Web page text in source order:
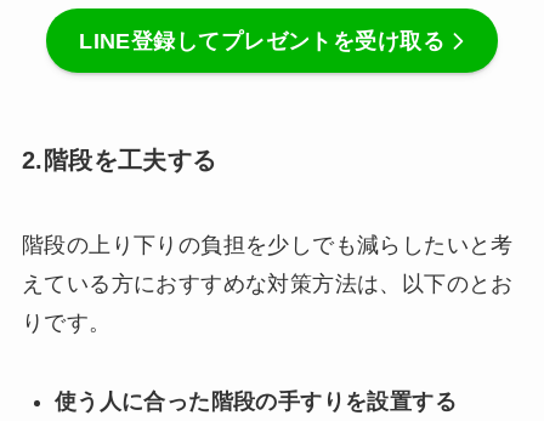
LINE登録してプレゼントを受け取る
2.階段を工夫する
階段の上り下りの負担を少しでも減らしたいと考
えている方におすすめな対策方法は、以下のとお
りです。
使う人に合った階段の手すりを設置する